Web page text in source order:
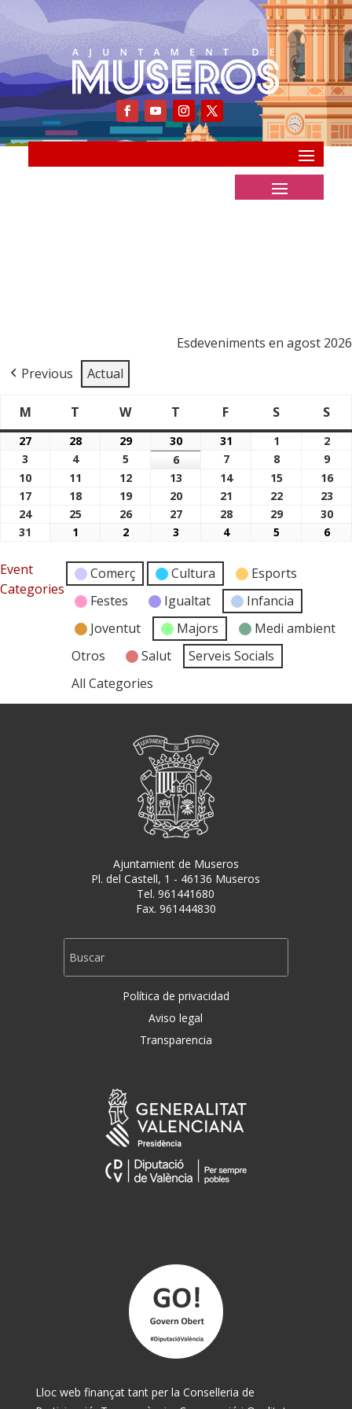
Esdeveniments en agost 2026
Previous
Actual
M
Dilluns
T Dimarts
WDimecres
T F Divendres
S Dissabte
S
27 27/07/2026
28 28/07/2026
2929/07/2026
30 30/07/2026
31 31/07/2026
1 01/08/2026
2
3
03/08/2026
404/08/2026
5 05/08/2026
606/08/2026
7 07/08/2026
8 08/08/2026
9
10 10/08/2026
11 11/08/2026
12 12/08/2026
13 13/08/2026
1414/08/2026
15 15/08/2026
16
17 17/08/2026
18 18/08/2026
19 19/08/2026
20 20/08/2026
21 21/08/2026
22 22/08/2026
23
24 24/08/2026
25 25/08/2026
26 26/08/2026
27 27/08/2026
28 28/08/2026
29 29/08/2026
30
31
31/08/2026
1 01/09/2026
2 02/09/2026
3 03/09/2026
404/09/2026
5 05/09/2026
606/
Event
Categories
Comerç Cultura
Esports
Festes
Igualtat
Infancia
Joventut
Majors
Medi ambient
Otros
Salut
Serveis Socials
All Categories
Ajuntamient de Museros
Pl. del Castell, 1 - 46136 Museros
Tel. 961441680
Fax. 961444830
Política de privacidad
Aviso legal
Transparencia
Lloc web finançat tant per la Conselleria de